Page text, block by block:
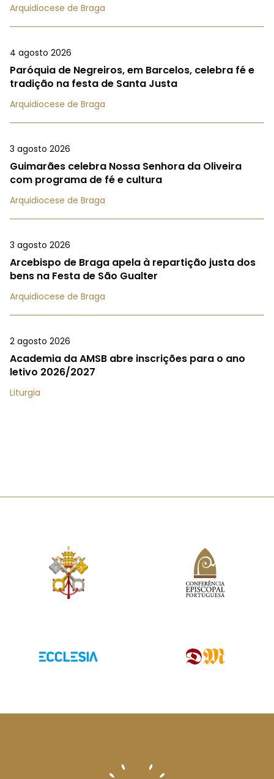
Arquidiocese de Braga
4 agosto 2026
Paróquia de Negreiros, em Barcelos, celebra fé e
tradição na festa de Santa Justa
Arquidiocese de Braga
3 agosto 2026
Guimarães celebra Nossa Senhora da Oliveira
com programa de fé e cultura
Arquidiocese de Braga
3 agosto 2026
Arcebispo de Braga apela à repartição justa dos
bens na Festa de São Gualter
Arquidiocese de Braga
2 agosto 2026
Academia da AMSB abre inscrições para o ano
letivo 2026/2027
Liturgia